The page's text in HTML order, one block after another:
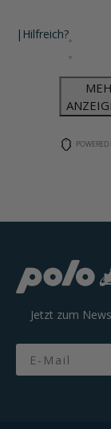
| Hilfreich?
Jetzt zum